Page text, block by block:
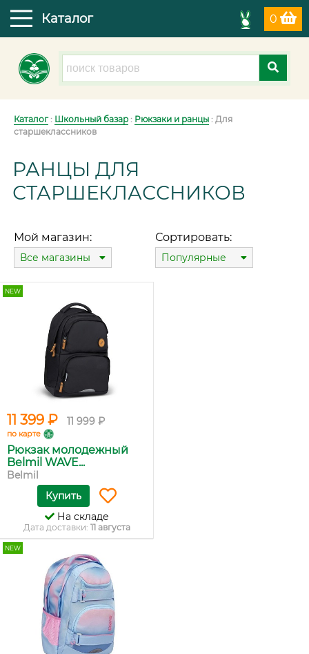
0
Каталог
Каталог: Школьный базар : Рюкзаки и ранцы : Для
старшеклассников
РАНЦЫ ДЛЯ
СТАРШЕКЛАССНИКОВ
Мой магазин:
Все магазины
Сортировать:
Популярные
NEW
11 399 ₽ 11 999 ₽
по карте
Рюкзак молодежный
Belmil WAVE...
Belmil
Купить
На складе
Дата доставки: 11 августа
NEW